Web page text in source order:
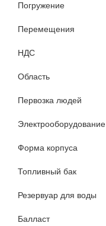
Погружение
Перемещения
НДС
Область
Первозка людей
Электрооборудование
Форма корпуса
Топливный бак
Резервуар для воды
Балласт